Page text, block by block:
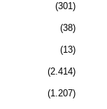
301
38
13
2.414
1.207